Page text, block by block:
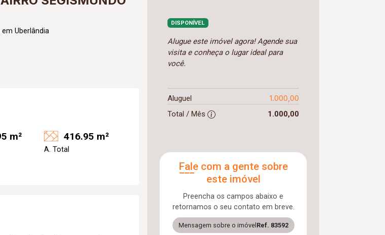
Uberlândia
m² 416.95 m²
A. Total
DISPONÍVEL
Alugue este imóvel agora! Agende sua
visita e conheça o lugar ideal para
você.
Aluguel 1.000,00
Total / Mês 1.000,00
Fale com a gente sobre
este imóvel
Preencha os campos abaixo e
retornamos o seu contato em breve.
Mensagem sobre o imóvel Ref. 83592